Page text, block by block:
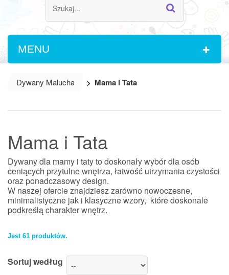
MENU
Dywany Malucha > Mama i Tata
Mama i Tata
Dywany dla mamy i taty to doskonały wybór dla osób
ceniących przytulne wnętrza, łatwość utrzymania czystości
oraz ponadczasowy design.
W naszej ofercie znajdziesz zarówno nowoczesne,
minimalistyczne jak i klasyczne wzory, które doskonale
podkreślą charakter wnętrz.
Jest 61 produktów.
Sortuj według